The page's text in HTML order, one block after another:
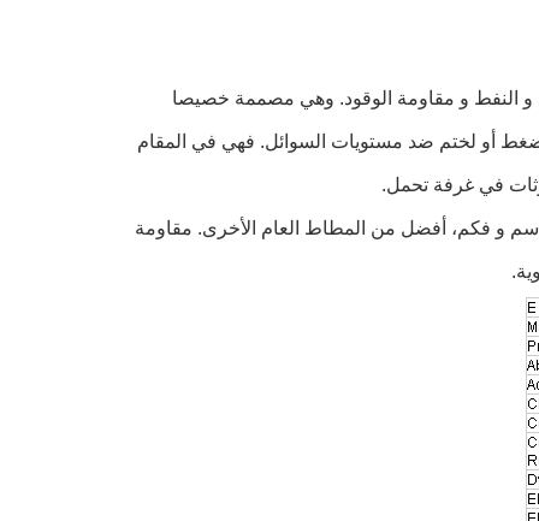
و النفط و مقاومة الوقود. وهي مصممة خصيصا
أو لختم ضد مستويات السوائل. فهي في المقام
في غرفة تحمل.
أسم و فكم، أفضل من المطاط العام الأخرى. مقاومة